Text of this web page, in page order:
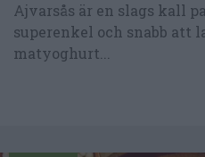
Ajvarsås är en slags kall
superenkel och snabb att
matyoghurt...